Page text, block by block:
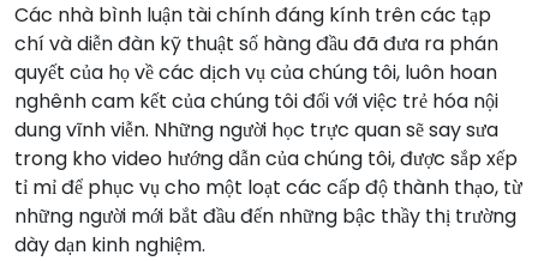
Các nhà bình luận tài chính đáng kính trên các tạp
chí và diễn đàn kỹ thuật số hàng đầu đã đưa ra phán
quyết của họ về các dịch vụ của chúng tôi, luôn hoan
nghênh cam kết của chúng tôi đối với việc trẻ hóa nội
dung vĩnh viễn. Những người học trực quan sẽ say sưa
trong kho video hướng dẫn của chúng tôi, được sắp xếp
tỉ mỉ để phục vụ cho một loạt các cấp độ thành thạo, từ
những người mới bắt đầu đến những bậc thầy thị trường
dày dạn kinh nghiệm.